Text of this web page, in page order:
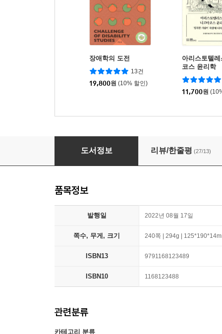
장애학의 도전
13건
19,800원 (10% 할인)
아리스토텔
코스 윤리학
11,700원
기후미식
도서정보 리뷰/한줄평 (27/13)
품목정보
발행일 2022년 08월 17일
쪽수, 무게, 크기 240쪽 | 294g |
ISBN13 9791168123489
ISBN10 1168123488
관련분류
카테고리 분류